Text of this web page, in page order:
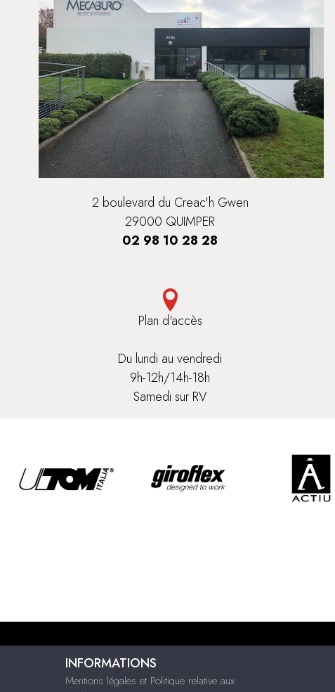
2 boulevard du Creac'h Gwen
29000 QUIMPER
02 98 10 28 28
Plan d'accès
Du lundi au vendredi
9h-12h/14h-18h
Samedi sur RV
INFORMATIONS
Mentions légales et Politique relative aux